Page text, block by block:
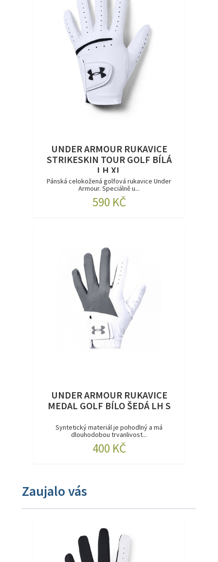
UNDER ARMOUR RUKAVICE
STRIKESKIN TOUR GOLF BÍLÁ
LH XL
Pánská celokožená golfová rukavice Under
Armour. Speciálně u...
590 KČ
UNDER ARMOUR RUKAVICE
MEDAL GOLF BÍLO ŠEDÁ LH S
Syntetický materiál je pohodlný a má
dlouhodobou trvanlivost...
400 KČ
Zaujalo vás